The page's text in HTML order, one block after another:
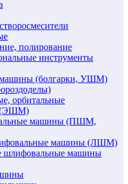
полирование
инструменты
(болгарки, УШМ)
орбитальные
(ЭШМ)
машины (ПШМ,
машины (ЛШМ)
шлифовальные машины